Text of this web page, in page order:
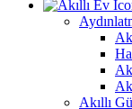
Akıllı